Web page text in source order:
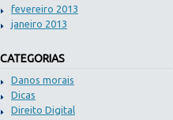
fevereiro 2013
janeiro 2013
CATEGORIAS
Danos morais
Dicas
Direito Digital